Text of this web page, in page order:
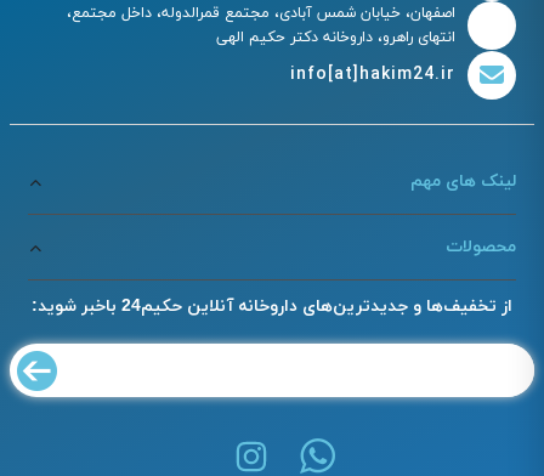
اصفهان، خیابان شمس آبادی، مجتمع قمرالدوله، داخل مجتمع،
انتهای راهرو، داروخانه دکتر حکیم الهی
info[at]hakim24.ir
لینک های مهم
محصولات
از تخفیف‌ها و جدیدترین‌های داروخانه آنلاین حکیم24 باخبر شوید: